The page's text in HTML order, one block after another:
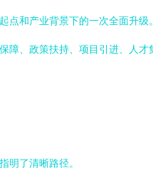
点和产业背景下的一次全面升
障、政策扶持、项目引进、人
明了清晰路径。